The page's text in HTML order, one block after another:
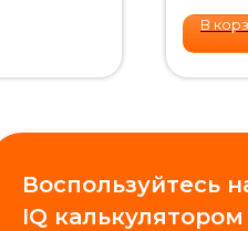
В
Воспользуйтесь
IQ